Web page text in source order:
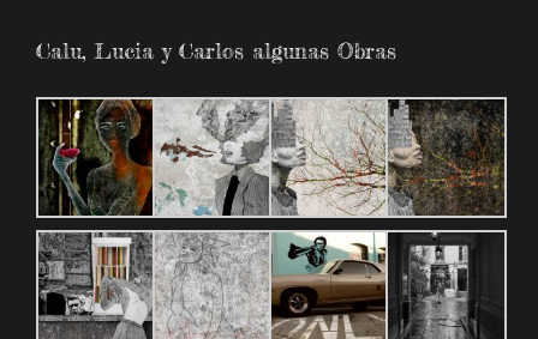
Calu, Lucia y Carlos algunas Obras